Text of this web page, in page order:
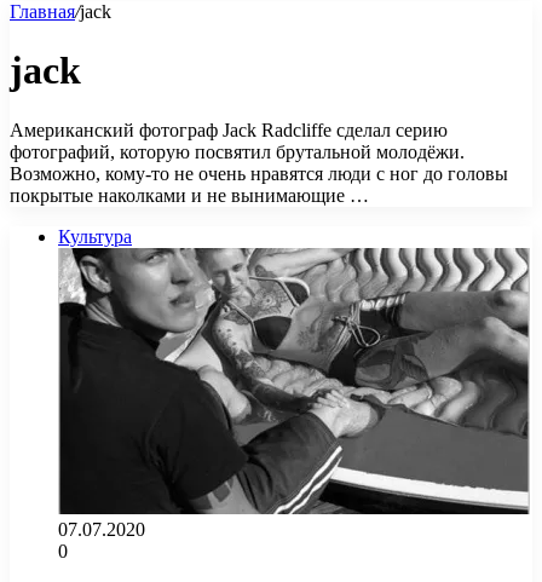
Главная/jack
jack
Американский фотограф Jack Radcliffe сделал серию
фотографий, которую посвятил брутальной молодёжи.
Возможно, кому-то не очень нравятся люди с ног до головы
покрытые наколками и не вынимающие …
Культура
07.07.2020
0